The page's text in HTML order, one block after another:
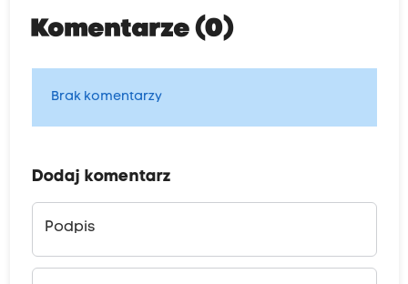
Komentarze (0)
Brak komentarzy
Dodaj komentarz
Podpis